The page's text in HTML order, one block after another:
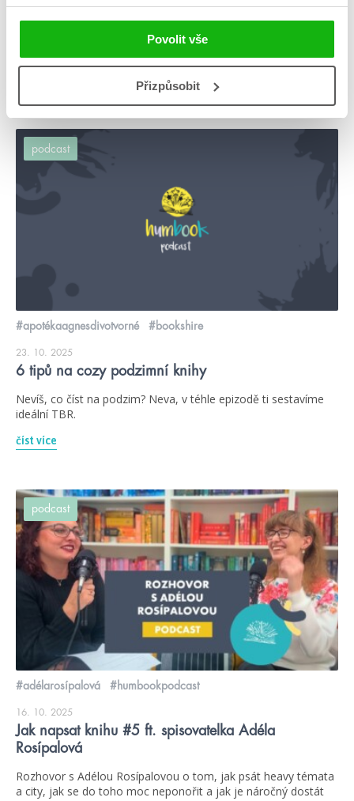
Povolit vše
Přizpůsobit
rukopis do nakladatelství? Jak redaktorská práce probíhá a co
od ní očekávat? Jak dlouho to trvá, než od odeslání rukopisu
držíte knihu v ruce? A proč je Hvězda inkoustu dobrým
odrazovým můstkem do […]
podcast
#apotékaagnesdivotvorné #bookshire
23. 10. 2025
6 tipů na cozy podzimní knihy
Nevíš, co číst na podzim? Neva, v téhle epizodě ti sestavíme
ideální TBR.
číst více
podcast
#adélarosípalová #humbookpodcast
16. 10. 2025
Jak napsat knihu #5 ft. spisovatelka Adéla
Rosípalová
Rozhovor s Adélou Rosípalovou o tom, jak psát heavy témata
a city, jak se do toho moc neponořit a jak je náročný dostát